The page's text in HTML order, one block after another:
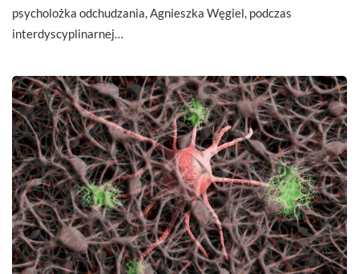
psycholożka odchudzania, Agnieszka Węgiel, podczas
interdyscyplinarnej…